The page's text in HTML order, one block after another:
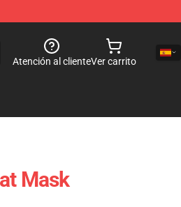
Atención al clienteVer carrito
Mask